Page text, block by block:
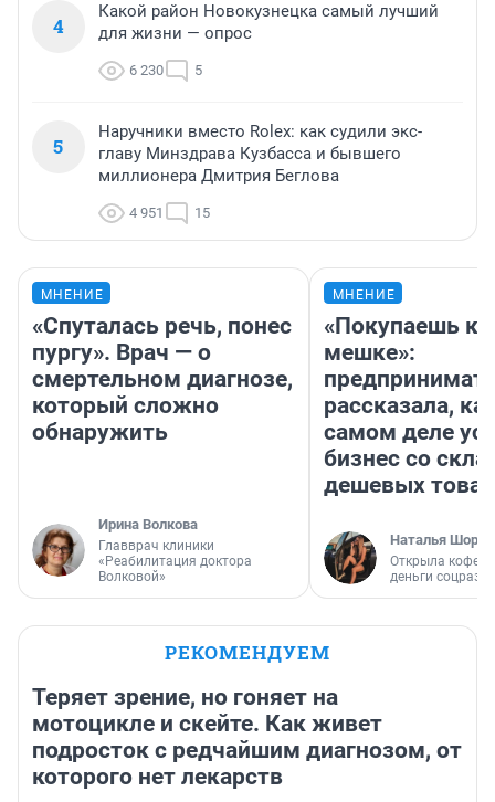
4
Какой район Новокузнецка самый лучший
для жизни — опрос
6 230 5
5
Наручники вместо Rolex: как судили экс-
главу Минздрава Кузбасса и бывшего
миллионера Дмитрия Беглова
4 951 15
МНЕНИЕ
«Спуталась речь, понес
пургу». Врач — о
смертельном диагнозе,
который сложно
обнаружить
Ирина Волкова
Главврач клиники
«Реабилитация доктора
Волковой»
МНЕНИЕ
«Покупаешь
мешке»:
рассказала,
самом деле
бизнес со
дешевых
Наталья
Открыла
деньги
РЕКОМЕНДУЕМ
Теряет зрение, но гоняет на
мотоцикле и скейте. Как живет
подросток с редчайшим диагнозом, от
которого нет лекарств